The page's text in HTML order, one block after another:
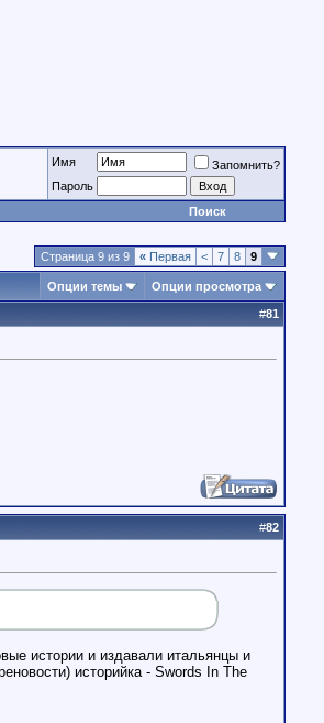
Имя
Запомнить?
Пароль
Поиск
Страница 9 из 9 « Первая < 7 8 9
Опции темы Опции просмотра
#81
#82
истории и издавали итальянцы и
историйка - Swords In The